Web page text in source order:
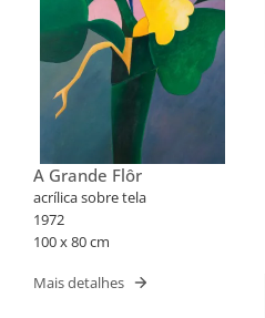
A Grande Flôr
acrílica sobre tela
1972
100 x 80 cm
Mais detalhes